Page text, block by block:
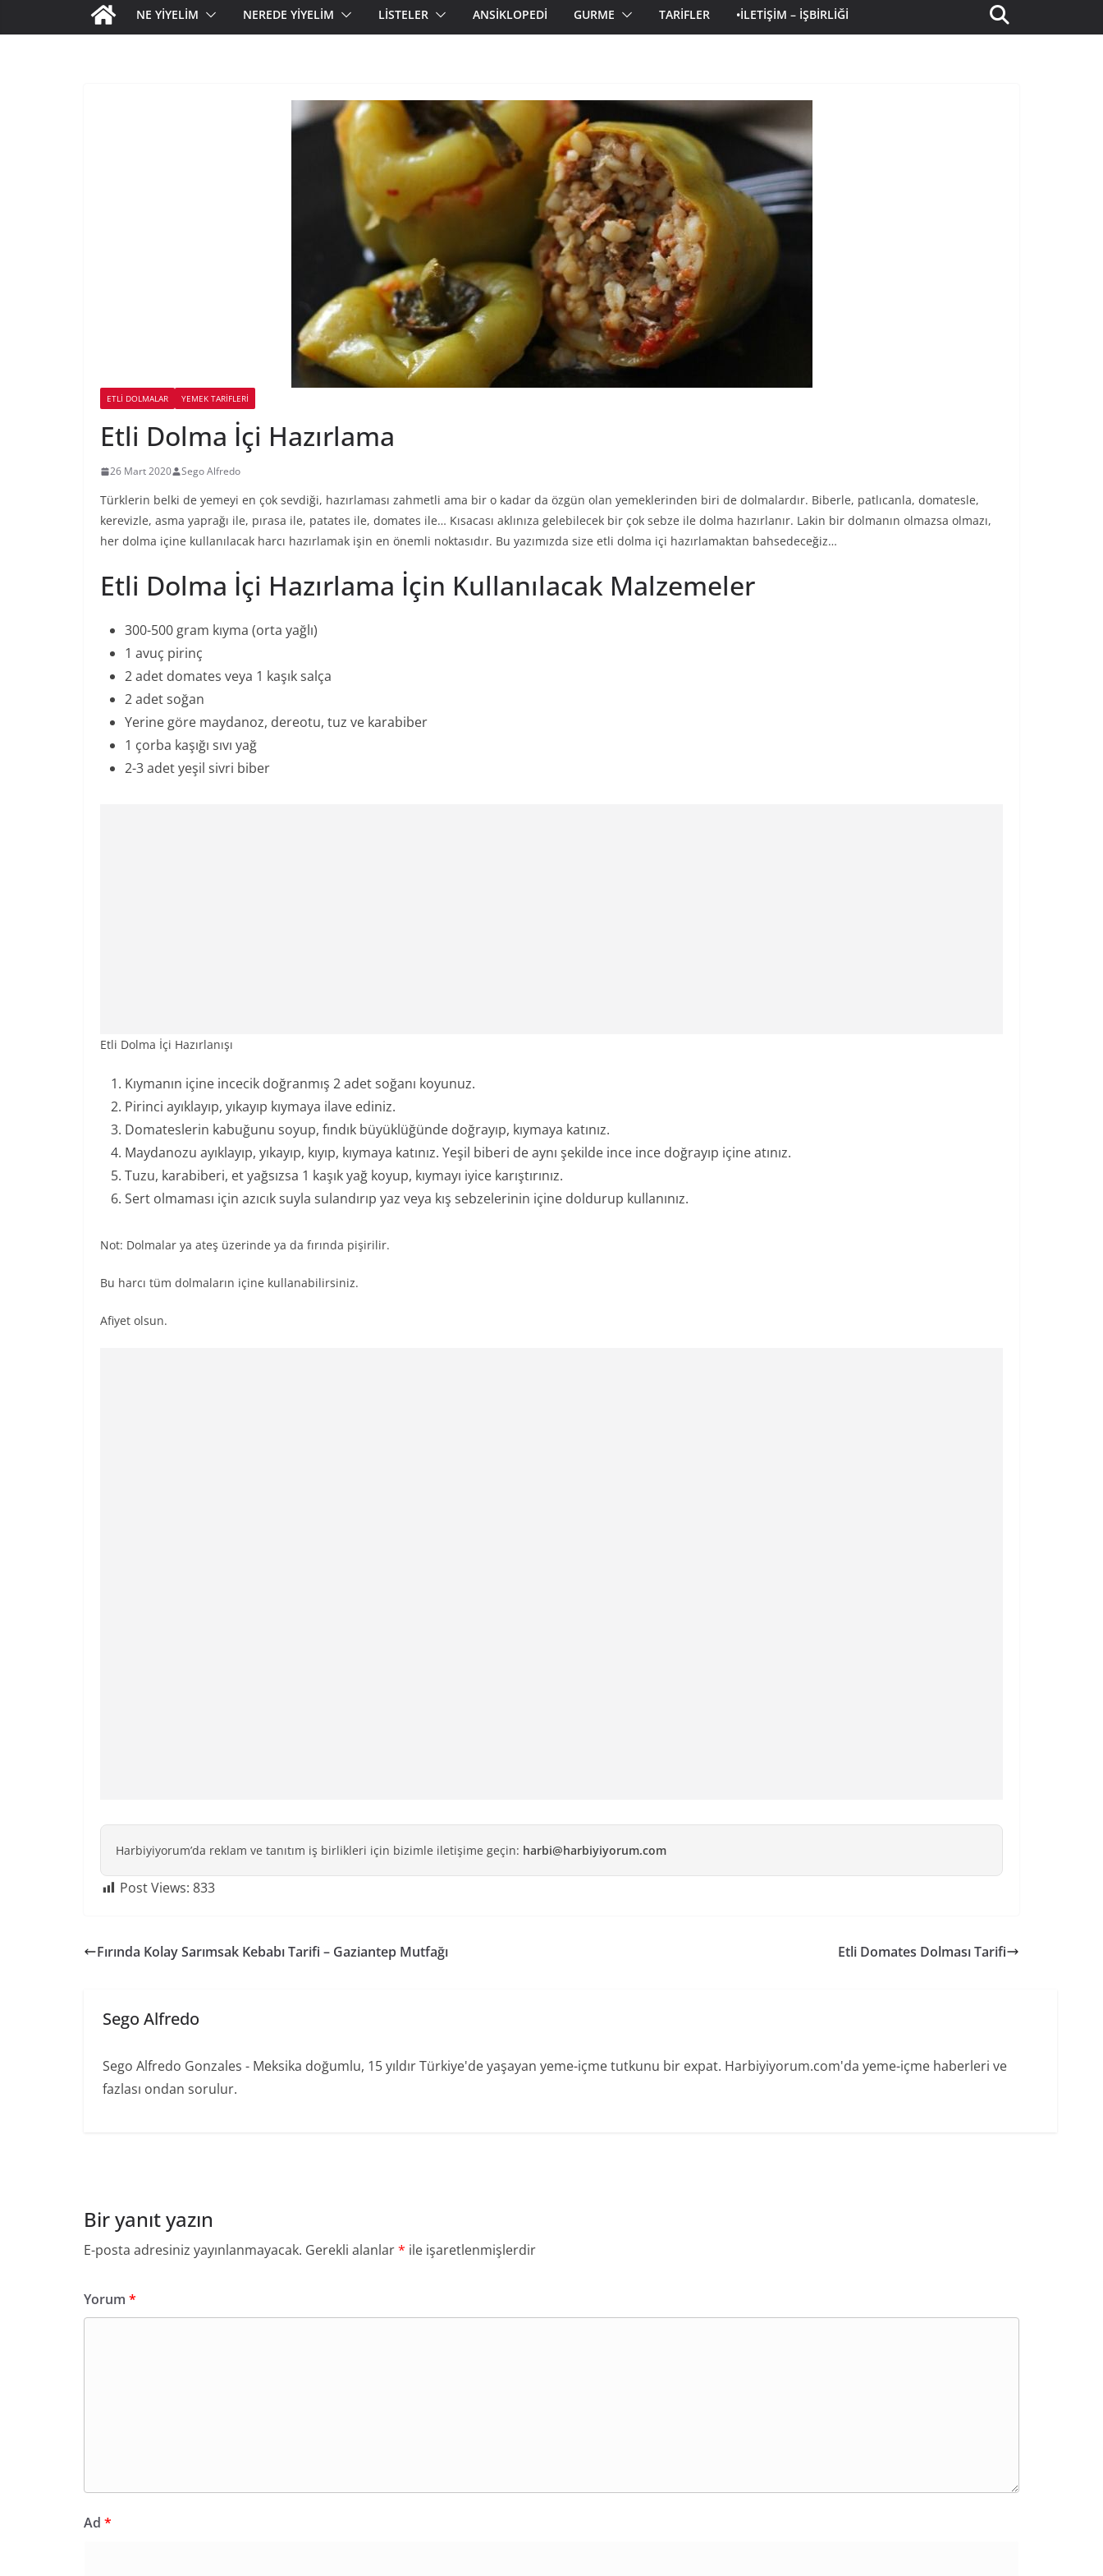
NE YİYELİM NEREDE YİYELİM LİSTELER ANSİKLOPEDİ GURME TARİFLER •İLETIŞIM – İŞBIRLIĞI
ETLI DOLMALAR YEMEK TARİFLERİ
Etli Dolma İçi Hazırlama
26 Mart 2020 Sego Alfredo
Türklerin belki de yemeyi en çok sevdiği, hazırlaması zahmetli ama bir o kadar da özgün olan yemeklerinden biri de dolmalardır. Biberle, patlıcanla, domatesle,
kerevizle, asma yaprağı ile, pırasa ile, patates ile, domates ile… Kısacası aklınıza gelebilecek bir çok sebze ile dolma hazırlanır. Lakin bir dolmanın olmazsa olmazı,
her dolma içine kullanılacak harcı hazırlamak işin en önemli noktasıdır. Bu yazımızda size etli dolma içi hazırlamaktan bahsedeceğiz…
Etli Dolma İçi Hazırlama İçin Kullanılacak Malzemeler
300-500 gram kıyma (orta yağlı)
1 avuç pirinç
2 adet domates veya 1 kaşık salça
2 adet soğan
Yerine göre maydanoz, dereotu, tuz ve karabiber
1 çorba kaşığı sıvı yağ
2-3 adet yeşil sivri biber
Etli Dolma İçi Hazırlanışı
Kıymanın içine incecik doğranmış 2 adet soğanı koyunuz.
Pirinci ayıklayıp, yıkayıp kıymaya ilave ediniz.
Domateslerin kabuğunu soyup, fındık büyüklüğünde doğrayıp, kıymaya katınız.
Maydanozu ayıklayıp, yıkayıp, kıyıp, kıymaya katınız. Yeşil biberi de aynı şekilde ince ince doğrayıp içine atınız.
Tuzu, karabiberi, et yağsızsa 1 kaşık yağ koyup, kıymayı iyice karıştırınız.
Sert olmaması için azıcık suyla sulandırıp yaz veya kış sebzelerinin içine doldurup kullanınız.
Not: Dolmalar ya ateş üzerinde ya da fırında pişirilir.
Bu harcı tüm dolmaların içine kullanabilirsiniz.
Afiyet olsun.
Harbiyiyorum’da reklam ve tanıtım iş birlikleri için bizimle iletişime geçin: harbi@harbiyiyorum.com
Post Views: 833
Fırında Kolay Sarımsak Kebabı Tarifi – Gaziantep Mutfağı Etli Domates Dolması Tarifi
Sego Alfredo
Sego Alfredo Gonzales - Meksika doğumlu, 15 yıldır Türkiye'de yaşayan yeme-içme tutkunu bir expat. Harbiyiyorum.com'da yeme-içme haberleri ve
fazlası ondan sorulur.
Bir yanıt yazın
E-posta adresiniz yayınlanmayacak. Gerekli alanlar* ile işaretlenmişlerdir
Yorum *
Ad *